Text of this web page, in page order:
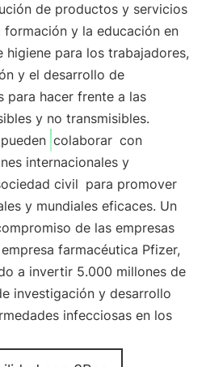
de productos y servicios
y la educación en
higiene para los trabajadores,
y el desarrollo de
para hacer frente a las
y no transmisibles.
colaborar con
internacionales y
civil para promover
y mundiales eficaces. Un
de las empresas
farmacéutica Pfizer,
a invertir 5.000 millones de
investigación y desarrollo
infecciosas en los